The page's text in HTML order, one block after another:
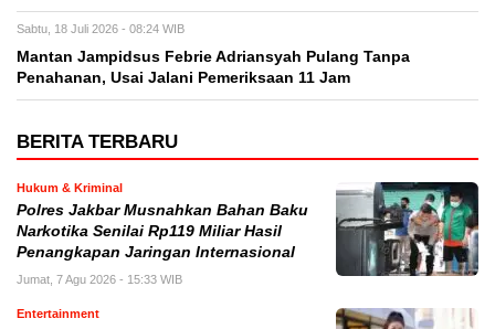
Sabtu, 18 Juli 2026 - 08:24 WIB
Mantan Jampidsus Febrie Adriansyah Pulang Tanpa
Penahanan, Usai Jalani Pemeriksaan 11 Jam
BERITA TERBARU
Hukum & Kriminal
Polres Jakbar Musnahkan Bahan Baku
Narkotika Senilai Rp119 Miliar Hasil
Penangkapan Jaringan Internasional
Jumat, 7 Agu 2026 - 15:33 WIB
Entertainment